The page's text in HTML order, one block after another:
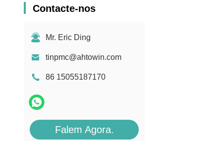
Contacte-nos
Mr. Eric Ding
tinpmc@ahtowin.com
86 15055187170
Falem Agora.